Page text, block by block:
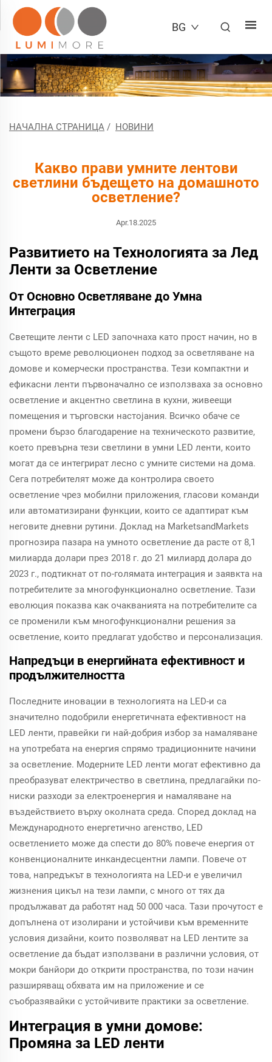
BG
НАЧАЛНА СТРАНИЦА / НОВИНИ
Какво прави умните лентови
светлини бъдещето на домашното
осветление?
Apr.18.2025
Развитието на Технологията за Лед
Ленти за Осветление
От Основно Осветляване до Умна
Интеграция
Светещите ленти с LED започнаха като прост начин, но в
същото време революционен подход за осветляване на
домове и комерчески пространства. Тези компактни и
ефикасни ленти първоначално се използваха за основно
осветление и акцентно светлина в кухни, живеещи
помещения и търговски настojания. Всичко обаче се
промени бързо благодарение на техническото развитие,
което превърна тези светлини в умни LED ленти, които
могат да се интегрират лесно с умните системи на дома.
Сега потребителят може да контролира своето
осветление чрез мобилни приложения, гласови команди
или автоматизирани функции, които се адаптират към
неговите дневни рутини. Доклад на MarketsandMarkets
прогнозира пазара на умното осветление да расте от 8,1
милиарда долари през 2018 г. до 21 милиард долара до
2023 г., подтикнат от по-голямата интеграция и заявкта на
потребителите за многофункционално осветление. Тази
еволюция показва как очакванията на потребителите са
се променили към многофункционални решения за
осветление, които предлагат удобство и персонализация.
Напредъци в енергийната ефективност и
продължителността
Последните иновации в технологията на LED-и са
значително подобрили енергетичната ефективност на
LED ленти, правейки ги най-добрия избор за намаляване
на употребата на енергия спрямо традиционните начини
за осветление. Модерните LED ленти могат ефективно да
преобразуват електричество в светлина, предлагайки по-
ниски разходи за електроенергия и намаляване на
въздействието върху околната среда. Според доклад на
Международното енергетично агенство, LED
осветлението може да спести до 80% повече енергия от
конвенционалните инкандесцентни лампи. Повече от
това, напредъкът в технологията на LED-и е увеличил
жизнения цикъл на тези лампи, с много от тях да
продължават да работят над 50 000 часа. Тази прочутост е
допълнена от изолирани и устойчиви към временните
условия дизайни, които позволяват на LED лентите за
осветление да бъдат използвани в различни условия, от
мокри банйори до открити пространства, по този начин
разширяващ обхвата им на приложение и се
съобразявайки с устойчивите практики за осветление.
Интеграция в умни домове:
Промяна за LED ленти